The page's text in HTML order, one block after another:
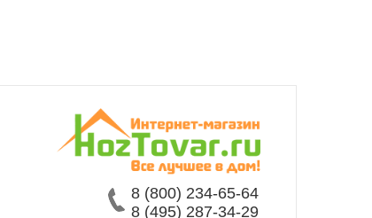
8 (800) 234-65-64
8 (495) 287-34-29